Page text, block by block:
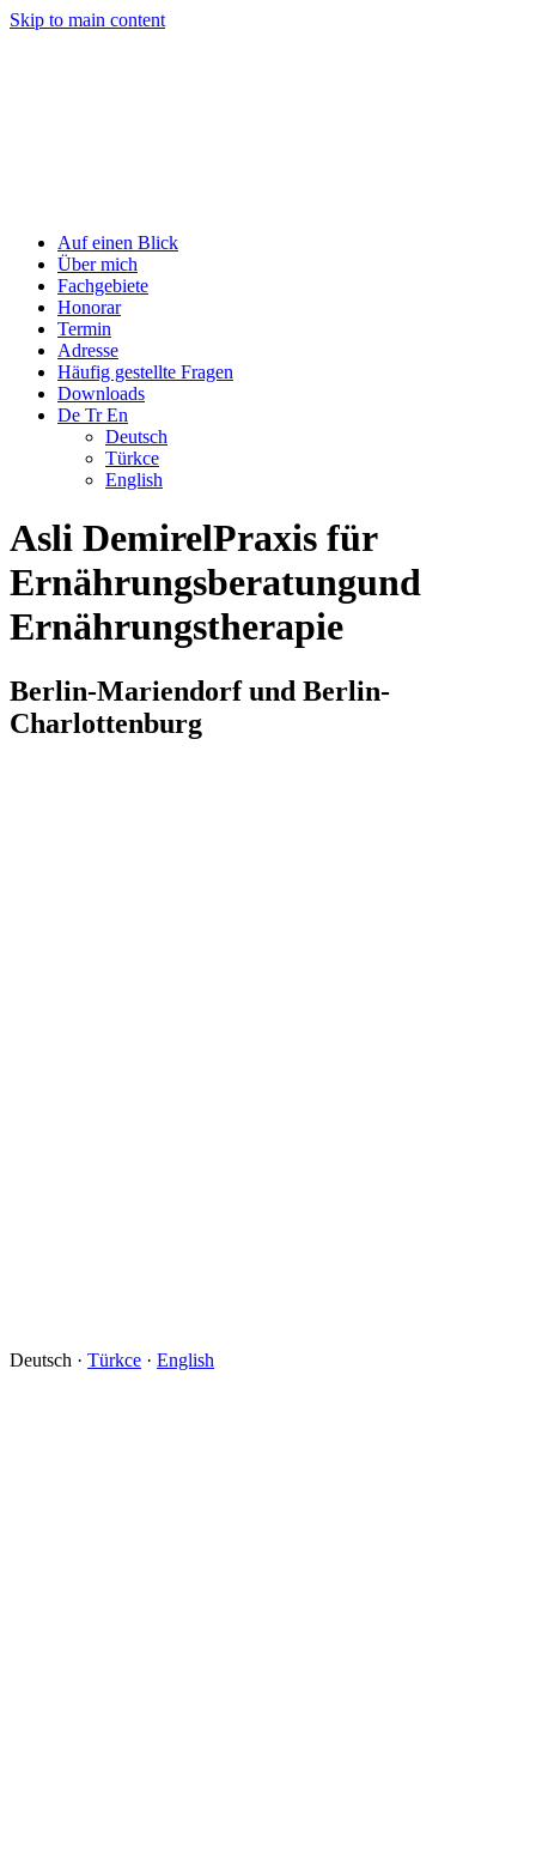
Skip to main content
Auf einen Blick
Über mich
Fachgebiete
Honorar
Termin
Adresse
Häufig gestellte Fragen
Downloads
De Tr En
Deutsch
Türkce
English
Asli DemirelPraxis für
Ernährungsberatungund
Ernährungstherapie
Berlin-Mariendorf und Berlin-
Charlottenburg
Deutsch · Türkce · English